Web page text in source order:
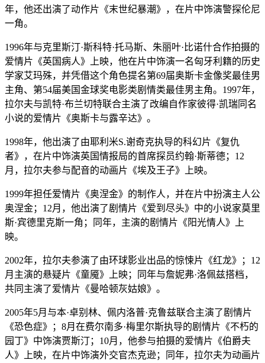
年，他还出演了动作片《末世纪暴潮》，在片中饰演警探伦尼
一角。
1996年与克里斯汀·斯科特·托马斯、朱丽叶·比诺什合作拍摄的
爱情片《英国病人》上映，他在片中饰演一名匈牙利籍的历史
学家艾玛殊，并凭借这个角色提名第69届奥斯卡金像奖最佳男
主角、第54届美国金球奖电影类剧情类最佳男主角。1997年，
拉尔夫与凯特·布兰切特联合主演了改编自作家彼得·凯瑞同名
小说的爱情片《奥斯卡与露辛达》。
1998年，他出演了由耶利米S.谢奇克执导的科幻片《复仇
者》，在片中饰演英国情报局的首席探员约翰·斯蒂德；12
月，拉尔夫参与配音的动画片《埃及王子》上映。
1999年担任爱情片《奥涅金》的制作人，并在片中扮演主人公
奥涅金；12月，他出演了剧情片《爱到尽头》中的小说家莫里
斯·宾德里克斯一角；同年，主演的剧情片《阳光情人》上
映。
2002年，拉尔夫参演了由环球影业出品的惊悚片《红龙》；12
月主演的悬疑片《童魇》上映；同年与詹妮弗·洛佩兹搭档，
共同主演了爱情片《曼哈顿灰姑娘》。
2005年5月与本·卓别林、佩内洛普·克鲁兹联合主演了剧情片
《恐色症》；8月在费尔南多·梅里尔斯执导的剧情片《不朽的
园丁》中饰演贾斯汀；10月，他参与拍摄的爱情片《伯爵夫
人》上映，在片中饰演外交官杰克逊；同年，拉尔夫为动画片